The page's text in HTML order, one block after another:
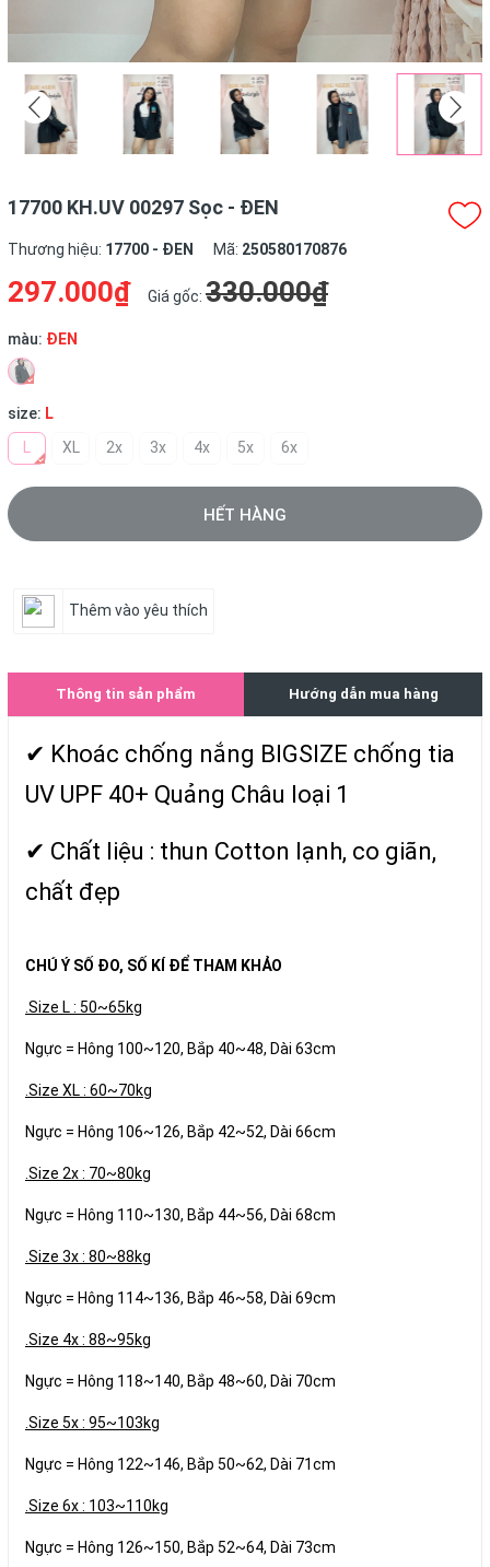
17700 KH.UV 00297 Sọc - ĐEN
Thương hiệu: 17700 - ĐEN Mã: 250580170876
297.000₫ Giá gốc: 330.000₫
màu: ĐEN
size: L
XL 2x 3x 4x 5x 6x
HẾT HÀNG
Thêm vào yêu thích
Thông tin sản phẩm Hướng dẫn mua hàng
✔ Khoác chống nắng BIGSIZE chống tia
UV UPF 40+ Quảng Châu loại 1
✔ Chất liệu : thun Cotton lạnh, co giãn,
chất đẹp
CHÚ Ý SỐ ĐO, SỐ KÍ ĐỂ THAM KHẢO
.Size L : 50~65kg
Ngực = Hông 100~120, Bắp 40~48, Dài 63cm
.Size XL : 60~70kg
Ngực = Hông 106~126, Bắp 42~52, Dài 66cm
.Size 2x : 70~80kg
Ngực = Hông 110~130, Bắp 44~56, Dài 68cm
.Size 3x : 80~88kg
Ngực = Hông 114~136, Bắp 46~58, Dài 69cm
.Size 4x : 88~95kg
Ngực = Hông 118~140, Bắp 48~60, Dài 70cm
.Size 5x : 95~103kg
Ngực = Hông 122~146, Bắp 50~62, Dài 71cm
.Size 6x : 103~110kg
Ngực = Hông 126~150, Bắp 52~64, Dài 73cm